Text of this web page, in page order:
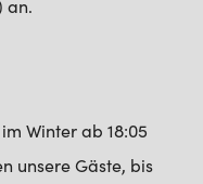
an.
Winter ab 18:05
unsere Gäste, bis